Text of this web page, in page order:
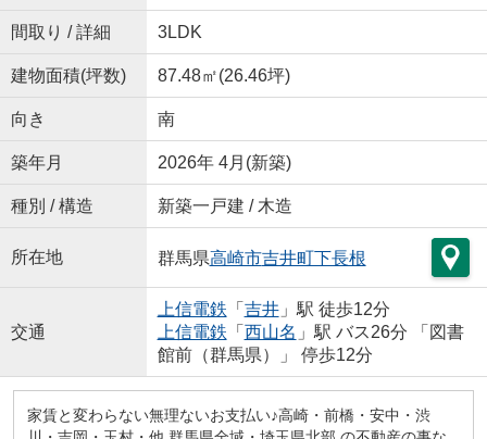
間取り / 詳細 3LDK
建物面積(坪数) 87.48㎡(26.46坪)
向き 南
築年月 2026年 4月(新築)
種別 / 構造 新築一戸建 / 木造
所在地 群馬県高崎市吉井町下長根
交通
上信電鉄 「 吉井」駅 徒歩12分
上信電鉄 「 西山名 」駅 バス26分 「図書
館前（群馬県）」 停歩12分
家賃と変わらない無理ないお支払い♪高崎・前橋・安中・渋